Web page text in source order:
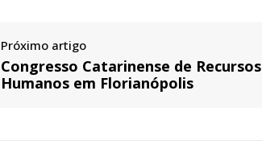
Próximo artigo
Congresso Catarinense de Recursos
Humanos em Florianópolis